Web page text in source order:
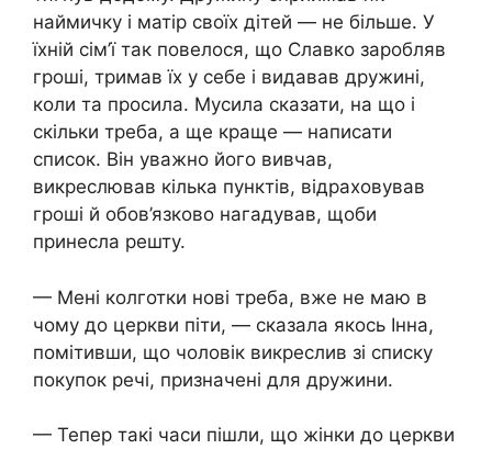
наймичку і матір своїх дітей — не більше. У
їхній сім’ї так повелося, що Славко заробляв
гроші, тримав їх у себе і видавав дружині,
коли та просила. Мусила сказати, на що і
скільки треба, а ще краще — написати
список. Він уважно його вивчав,
викреслював кілька пунктів, відраховував
гроші й обов’язково нагадував, щоби
принесла решту.
— Мені колготки нові треба, вже не маю в
чому до церкви піти, — сказала якось Інна,
помітивши, що чоловік викреслив зі списку
покупок речі, призначені для дружини.
— Тепер такі часи пішли, що жінки до церкви